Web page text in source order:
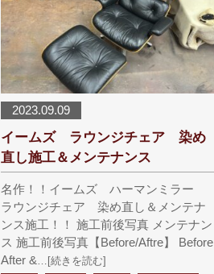
2023.09.09
イームズ ラウンジチェア 染め
直し施工＆メンテナンス
名作！！イームズ ハーマンミラー
ラウンジチェア 染め直し＆メンテナ
ンス施工！！ 施工前後写真 メンテナン
ス 施工前後写真【Before/Aftre】 Before
After &…[続きを読む]